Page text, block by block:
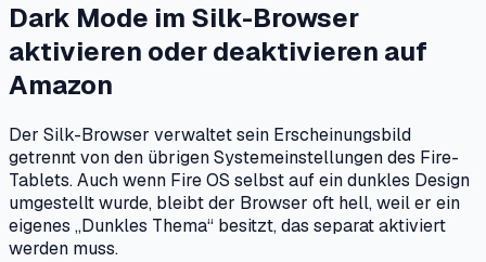
Dark Mode im Silk-Browser
aktivieren oder deaktivieren auf
Amazon
Der Silk-Browser verwaltet sein Erscheinungsbild
getrennt von den übrigen Systemeinstellungen des Fire-
Tablets. Auch wenn Fire OS selbst auf ein dunkles Design
umgestellt wurde, bleibt der Browser oft hell, weil er ein
eigenes „Dunkles Thema“ besitzt, das separat aktiviert
werden muss.